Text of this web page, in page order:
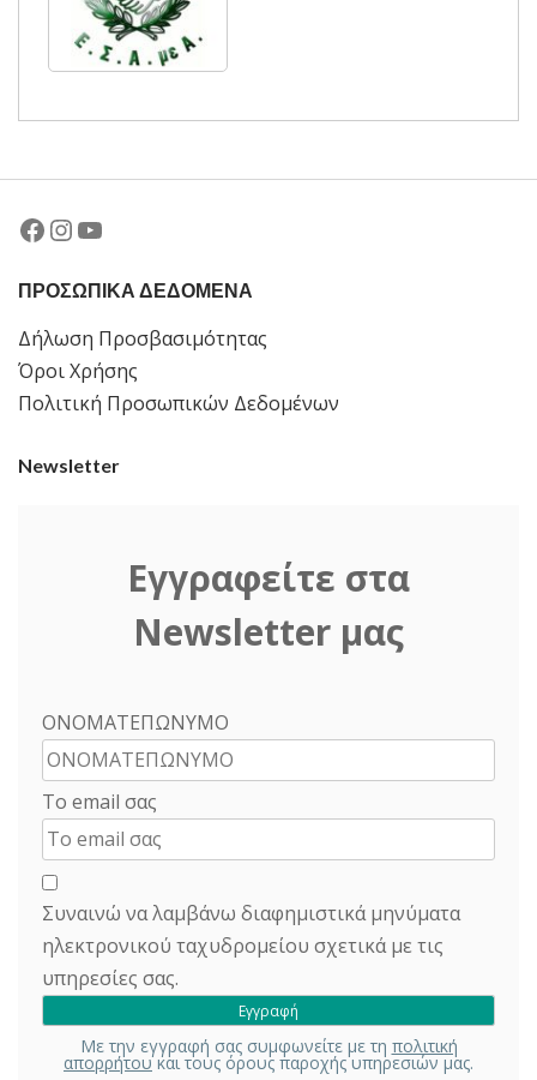
Facebook
Instagram
YouTube
ΠΡΟΣΩΠΙΚΑ ΔΕΔΟΜΕΝΑ
Δήλωση Προσβασιμότητας
Όροι Χρήσης
Πολιτική Προσωπικών Δεδομένων
Newsletter
Εγγραφείτε στα
Newsletter μας
ΟΝΟΜΑΤΕΠΩΝΥΜΟ
Το email σας
Συναινώ να λαμβάνω διαφημιστικά μηνύματα
ηλεκτρονικού ταχυδρομείου σχετικά με τις
υπηρεσίες σας.
Με την εγγραφή σας συμφωνείτε με τη πολιτική
απορρήτουκαι τους όρους παροχής υπηρεσιών μας.